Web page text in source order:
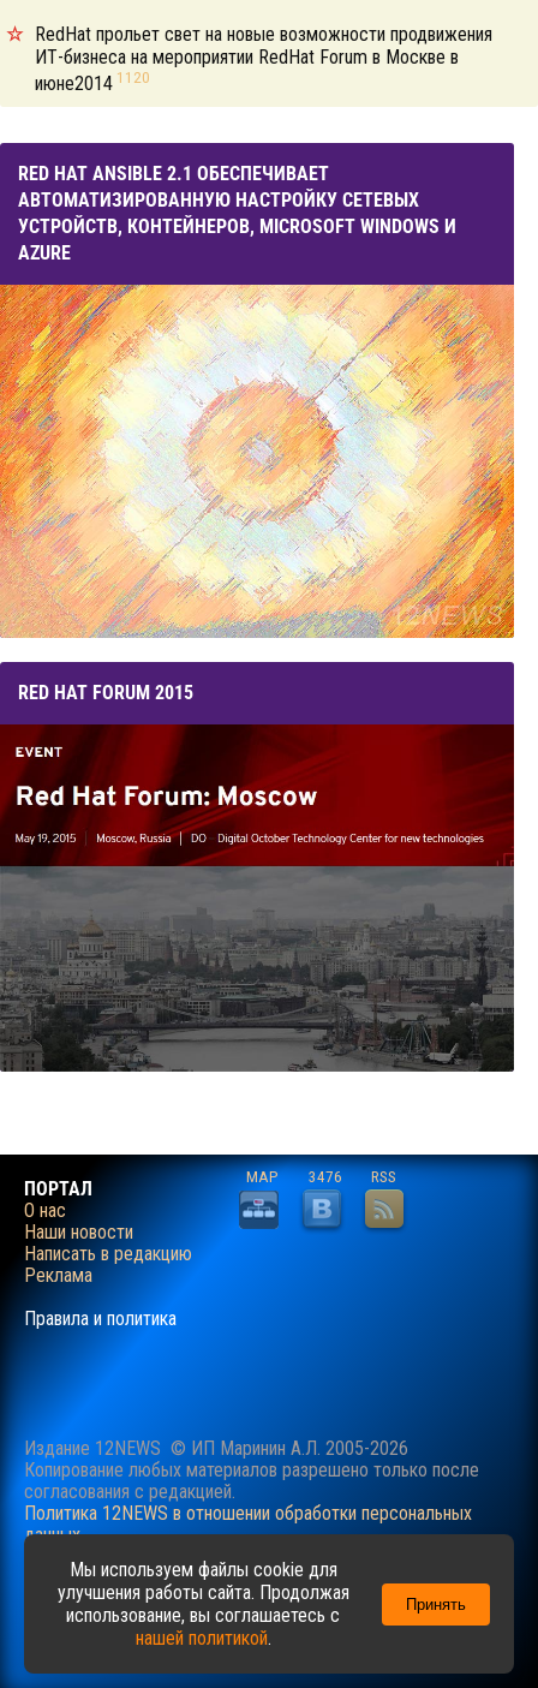
RedHat прольет свет на новые возможности продвижения
ИТ-бизнеса на мероприятии RedHat Forum в Москве в
июне2014 1120
RED HAT ANSIBLE 2.1 ОБЕСПЕЧИВАЕТ
АВТОМАТИЗИРОВАННУЮ НАСТРОЙКУ СЕТЕВЫХ
УСТРОЙСТВ, КОНТЕЙНЕРОВ, MICROSOFT WINDOWS И
AZURE
RED HAT FORUM 2015
ПОРТАЛ
О нас
Наши новости
Написать в редакцию
Реклама
Правила и политика
MAP 3476 RSS
Издание 12NEWS © ИП Маринин А.Л. 2005-2026
Копирование любых материалов разрешено только после
согласования c редакцией.
Политика 12NEWS в отношении обработки персональных
данных
Наш сайт использует файлы cookie для учучшения
пользовательского опыта. Продолжая просматривать сайт,
вы соглашаетесь с нашейПолитикойв отношении файлов
Мы используем файлы cookie для
улучшения работы сайта. Продолжая
использование, вы соглашаетесь с
нашей политикой.
Принять